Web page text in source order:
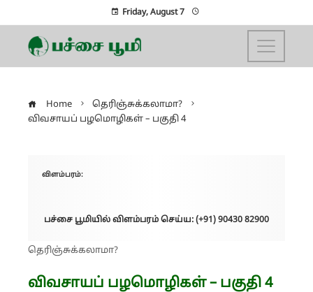
Friday, August 7
Home
தெரிஞ்சுக்கலாமா?
விவசாயப் பழமொழிகள் – பகுதி 4
விளம்பரம்:
பச்சை பூமியில் விளம்பரம் செய்ய: (+91) 90430 82900
தெரிஞ்சுக்கலாமா?
விவசாயப் பழமொழிகள் – பகுதி 4